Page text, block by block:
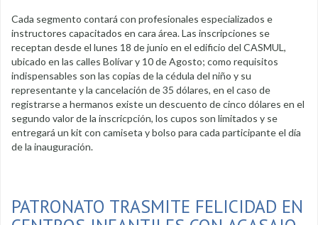
Cada segmento contará con profesionales especializados e
instructores capacitados en cara área. Las inscripciones se
receptan desde el lunes 18 de junio en el edificio del CASMUL,
ubicado en las calles Bolívar y 10 de Agosto; como requisitos
indispensables son las copias de la cédula del niño y su
representante y la cancelación de 35 dólares, en el caso de
registrarse a hermanos existe un descuento de cinco dólares en el
segundo valor de la inscricpción, los cupos son limitados y se
entregará un kit con camiseta y bolso para cada participante el día
de la inauguración.
PATRONATO TRASMITE FELICIDAD EN